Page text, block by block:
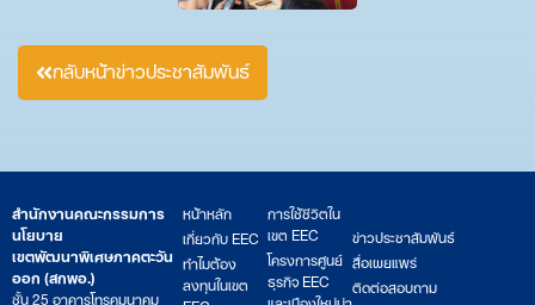
กลับหน้าข่าวประชาสัมพันธ์
สำนักงานคณะกรรมการ
นโยบาย
เขตพัฒนาพิเศษภาคตะวัน
ออก (สกพอ.)
ชั้น 25 อาคารโทรคมนาคม
หน้าหลัก
เกี่ยวกับ EEC
ทำไมต้อง
ลงทุนในเขต
การใช้ชีวิตใน
เขต EEC
โครงการศูนย์
ธุรกิจ EEC
ข่าวประชาสัมพันธ์
สื่อเผยแพร่
ติดต่อสอบถาม